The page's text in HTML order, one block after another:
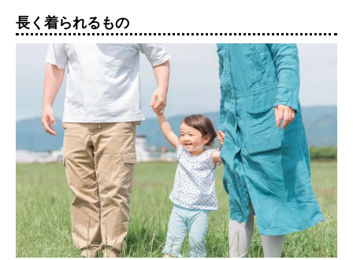
長く着られるもの